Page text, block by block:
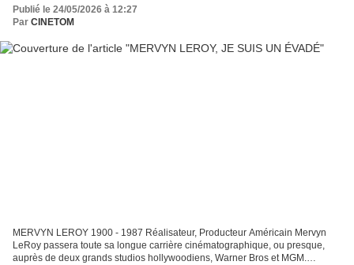
Publié le 24/05/2026 à 12:27
Par CINETOM
MERVYN LEROY 1900 - 1987 Réalisateur, Producteur Américain Mervyn
LeRoy passera toute sa longue carrière cinématographique, ou presque,
auprès de deux grands studios hollywoodiens, Warner Bros et MGM.